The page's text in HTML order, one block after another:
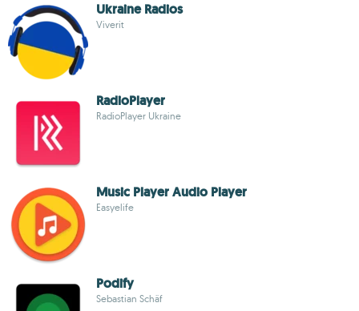
Ukraine Radios
Viverit
RadioPlayer
RadioPlayer Ukraine
Music Player Audio Player
Easyelife
Podify
Sebastian Schäf